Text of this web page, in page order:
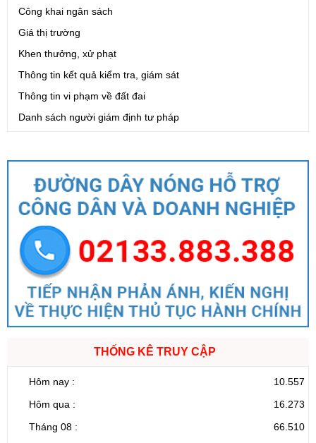
Công khai ngân sách
Giá thị trường
Khen thưởng, xử phạt
Thông tin kết quả kiểm tra, giám sát
Thông tin vi phạm về đất đai
Danh sách người giám định tư pháp
THỐNG KÊ TRUY CẬP
Hôm nay :
10.557
Hôm qua :
16.273
Tháng 08 :
66.510